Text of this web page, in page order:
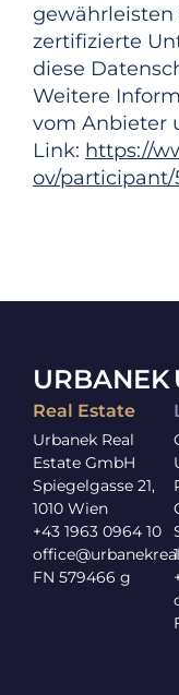
gewährleisten
zertifizierte
diese
Weitere
vom Anbieter
Link: https://
ov/participant/
URBANEK
Real Estate
Urbanek Real
Estate GmbH
Spiegelgasse 21,
1010 Wien
+43 1963 0964 10
office
FN 579466 g